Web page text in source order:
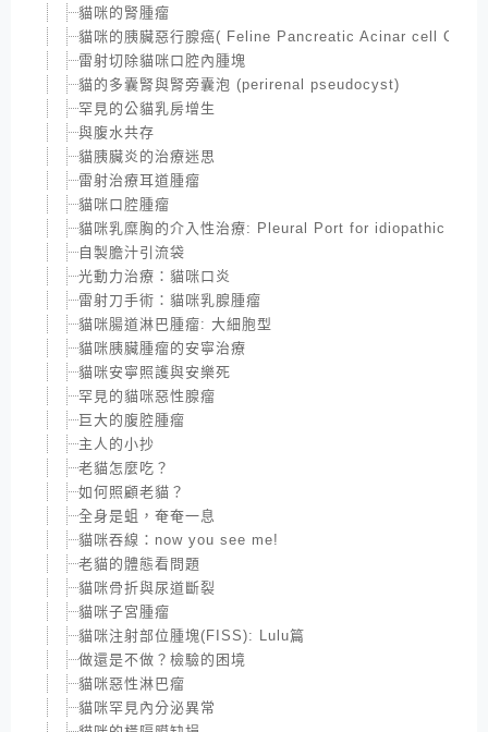
貓咪的腎腫瘤
貓咪的胰臟惡行腺癌( Feline Pancreatic Acinar cell
雷射切除貓咪口腔內腫塊
貓的多囊腎與腎旁囊泡 (perirenal pseudocyst)
罕見的公貓乳房增生
與腹水共存
貓胰臟炎的治療迷思
雷射治療耳道腫瘤
貓咪口腔腫瘤
貓咪乳糜胸的介入性治療: Pleural Port for idiopathic
自製膽汁引流袋
光動力治療：貓咪口炎
雷射刀手術：貓咪乳腺腫瘤
貓咪腸道淋巴腫瘤: 大細胞型
貓咪胰臟腫瘤的安寧治療
貓咪安寧照護與安樂死
罕見的貓咪惡性腺瘤
巨大的腹腔腫瘤
主人的小抄
老貓怎麼吃？
如何照顧老貓？
全身是蛆，奄奄一息
貓咪吞線：now you see me!
老貓的體態看問題
貓咪骨折與尿道斷裂
貓咪子宮腫瘤
貓咪注射部位腫塊(FISS): Lulu篇
做還是不做？檢驗的困境
貓咪惡性淋巴瘤
貓咪罕見內分泌異常